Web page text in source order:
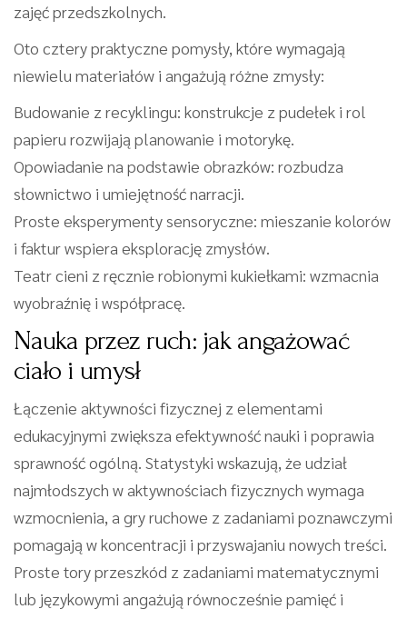
zajęć przedszkolnych.
Oto cztery praktyczne pomysły, które wymagają
niewielu materiałów i angażują różne zmysły:
Budowanie z recyklingu: konstrukcje z pudełek i rol
papieru rozwijają planowanie i motorykę.
Opowiadanie na podstawie obrazków: rozbudza
słownictwo i umiejętność narracji.
Proste eksperymenty sensoryczne: mieszanie kolorów
i faktur wspiera eksplorację zmysłów.
Teatr cieni z ręcznie robionymi kukiełkami: wzmacnia
wyobraźnię i współpracę.
Nauka przez ruch: jak angażować
ciało i umysł
Łączenie aktywności fizycznej z elementami
edukacyjnymi zwiększa efektywność nauki i poprawia
sprawność ogólną. Statystyki wskazują, że udział
najmłodszych w aktywnościach fizycznych wymaga
wzmocnienia, a gry ruchowe z zadaniami poznawczymi
pomagają w koncentracji i przyswajaniu nowych treści.
Proste tory przeszkód z zadaniami matematycznymi
lub językowymi angażują równocześnie pamięć i